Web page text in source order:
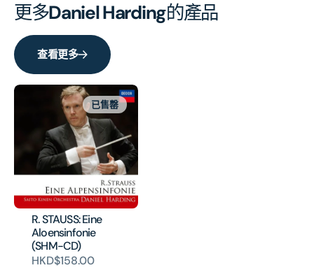
更多Daniel Harding的產品
查看更多
R. STAUSS: Eine
Aloensinfonie
(SHM-CD)
HKD$158.00
已售罄